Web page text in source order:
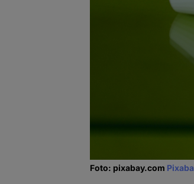
Foto: pixabay.com